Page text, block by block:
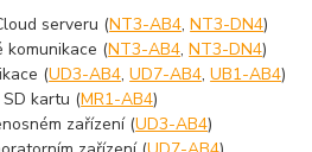
serveru (NT3-AB4,NT3-DN4)
komunikace (NT3-AB4,NT3-DN4)
(UD3-AB4,UD7-AB4,UB1-AB4)
kartu (MR1-AB4)
zařízení (UD3-AB4)